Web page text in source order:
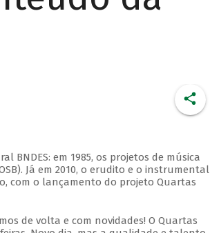
em 1985, os projetos de música
Já em 2010, o erudito e o instrumental
com o lançamento do projeto Quartas
de volta e com novidades! O Quartas